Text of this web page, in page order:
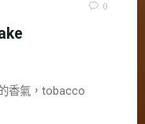
0
香氣，tobacco